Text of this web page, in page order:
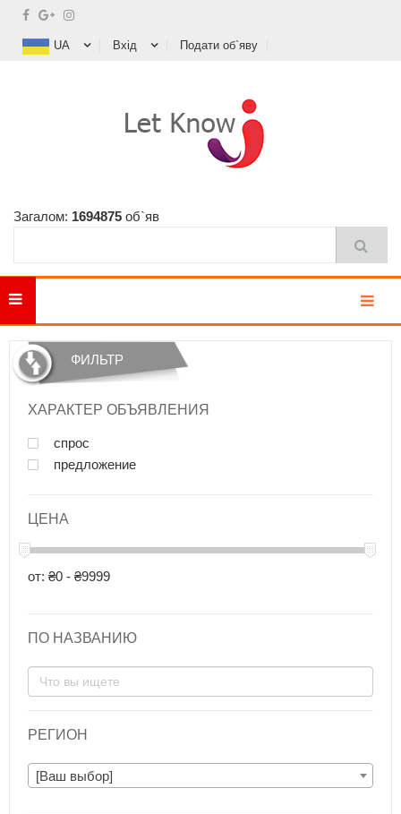
UA Вхід Подати об`яву
Загалом: 1694875 об`яв
ФИЛЬТР
ХАРАКТЕР ОБЪЯВЛЕНИЯ
спрос
предложение
ЦЕНА
от: ₴0 - ₴9999
ПО НАЗВАНИЮ
РЕГИОН
[Ваш выбор]